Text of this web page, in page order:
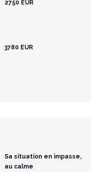
2750 EUR
3780 EUR
Sa situation en impasse,
au calme